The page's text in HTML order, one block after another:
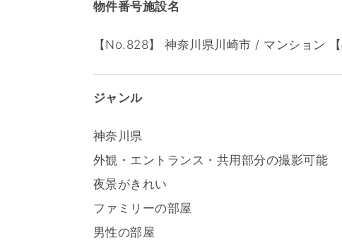
物件番号施設名
【No.828】 神奈川県川崎市 / マンション
ジャンル
神奈川県
外観・エントランス・共用部分の撮影可能
夜景がきれい
ファミリーの部屋
男性の部屋